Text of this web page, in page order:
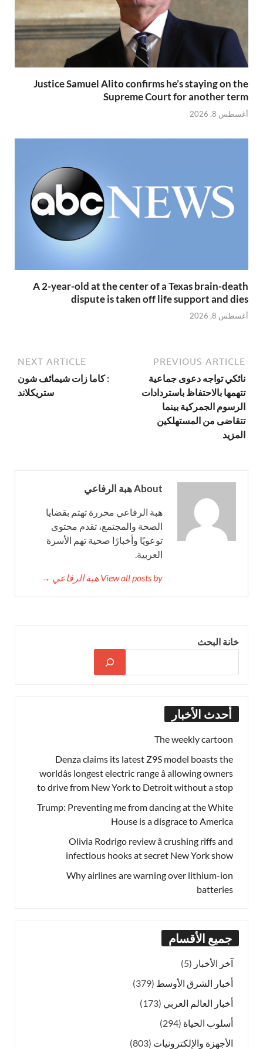
Justice Samuel Alito confirms he’s staying on the
Supreme Court for another term
أغسطس 8, 2026
A 2-year-old at the center of a Texas brain-death
dispute is taken off life support and dies
أغسطس 8, 2026
PREVIOUS ARTICLE
نائكي تواجه دعوى جماعية
تتهمها بالاحتفاظ باستردادات
الرسوم الجمركية بينما
تتقاضى من المستهلكين
المزيد
NEXT ARTICLE
: كاما زات شيمائف شون
ستريكلاند
About هبة الرفاعي
هبة الرفاعي محررة تهتم بقضايا
الصحة والمجتمع، تقدم محتوى
توعويًا وأخبارًا صحية تهم الأسرة
العربية.
View all posts by هبة الرفاعي →
خانة البحث
أحدث الأخبار
The weekly cartoon
Denza claims its latest Z9S model boasts the
worldâs longest electric range â allowing owners
to drive from New York to Detroit without a stop
Trump: Preventing me from dancing at the White
House is a disgrace to America
Olivia Rodrigo review â crushing riffs and
infectious hooks at secret New York show
Why airlines are warning over lithium-ion
batteries
جميع الأقسام
آخر الأخبار (5)
أخبار الشرق الأوسط (379)
أخبار العالم العربي (173)
أسلوب الحياة (294)
الأجهزة والإلكترونيات (803)